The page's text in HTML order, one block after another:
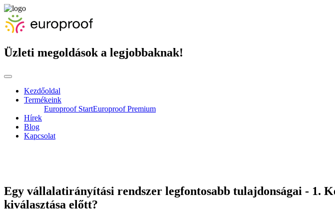
Üzleti megoldások a legjobbaknak!
Kezdőoldal
Termékeink
Europroof StartEuroproof Premium
Hírek
Blog
Kapcsolat
Egy vállalatirányítási rendszer legfontosabb tulajdonságai - 1.
kiválasztása előtt?